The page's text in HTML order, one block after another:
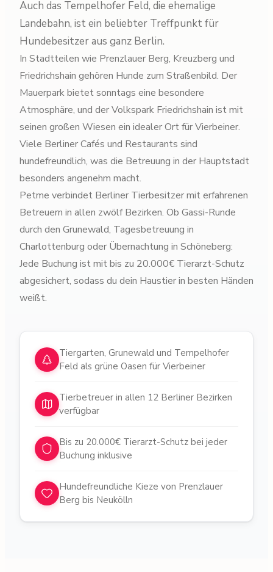
Auch das Tempelhofer Feld, die ehemalige
Landebahn, ist ein beliebter Treffpunkt für
Hundebesitzer aus ganz Berlin.
In Stadtteilen wie Prenzlauer Berg, Kreuzberg und
Friedrichshain gehören Hunde zum Straßenbild. Der
Mauerpark bietet sonntags eine besondere
Atmosphäre, und der Volkspark Friedrichshain ist mit
seinen großen Wiesen ein idealer Ort für Vierbeiner.
Viele Berliner Cafés und Restaurants sind
hundefreundlich, was die Betreuung in der Hauptstadt
besonders angenehm macht.
Petme verbindet Berliner Tierbesitzer mit erfahrenen
Betreuern in allen zwölf Bezirken. Ob Gassi-Runde
durch den Grunewald, Tagesbetreuung in
Charlottenburg oder Übernachtung in Schöneberg:
Jede Buchung ist mit bis zu 20.000€ Tierarzt-Schutz
abgesichert, sodass du dein Haustier in besten Händen
weißt.
Warum Tiersitter inBerlin
Tiergarten, Grunewald und Tempelhofer
Feld als grüne Oasen für Vierbeiner
Tierbetreuer in allen 12 Berliner Bezirken
verfügbar
Bis zu 20.000€ Tierarzt-Schutz bei jeder
Buchung inklusive
Hundefreundliche Kieze von Prenzlauer
Berg bis Neukölln